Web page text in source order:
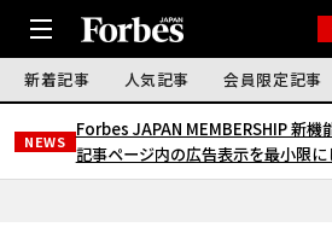
新着記事 人気記事 会員限定記事
NEWS
Forbes JAPAN MEMBERSHIP 新機
記事ページ内の広告表示を最小限に